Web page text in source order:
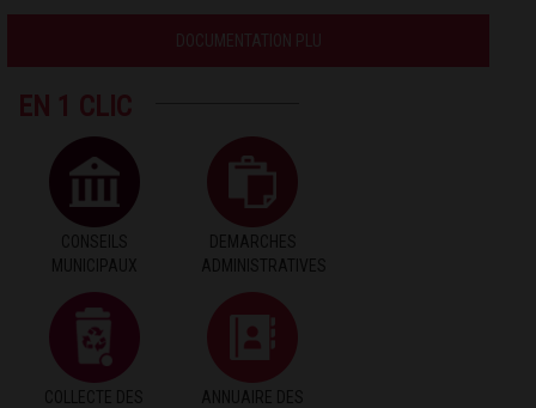
DOCUMENTATION PLU
EN 1 CLIC
CONSEILS
MUNICIPAUX
DEMARCHES
ADMINISTRATIVES
COLLECTE DES
ANNUAIRE DES